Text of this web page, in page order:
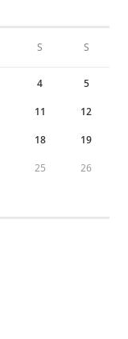
S S
4 5
11 12
18 19
25 26